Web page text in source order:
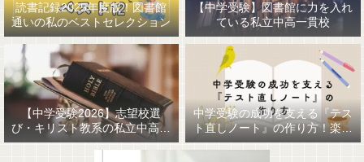
読書記録2025年度版！図書館
通いの私のベストセレクション
【中学受験】図書館に力を入れ
ている私立中高一貫校
【中学受験2026】志望校選
び・キリスト教系の私立中高一
貫女子校を調べてみました
中学受験の成功を支える『テス
ト直しノート』の作り方！楽に
作るための最強おすすめ文房具